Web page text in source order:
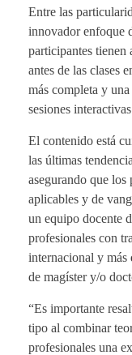
Entre las
innovador enfoque
participantes tienen
antes de las clases
más completa y
sesiones
El contenido está
las últimas
asegurando que
aplicables y de
un equipo docente
profesionales con
internacional y más
de magíster y/o
“Es importante
tipo al combinar
profesionales una